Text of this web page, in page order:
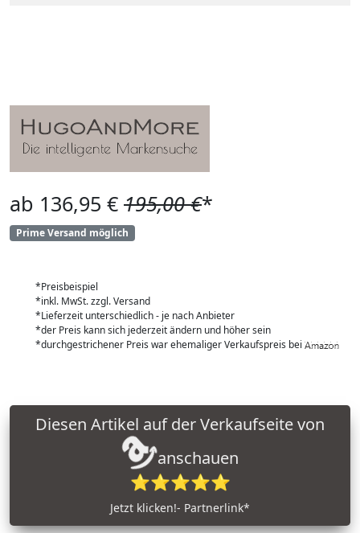
ab 136,95 € 195,00 €*
Prime Versand möglich
*Preisbeispiel
*inkl. MwSt. zzgl. Versand
*Lieferzeit unterschiedlich - je nach Anbieter
*der Preis kann sich jederzeit ändern und höher sein
*durchgestrichener Preis war ehemaliger Verkaufspreis bei
anschauen
⭐⭐⭐⭐⭐
Jetzt klicken!- Partnerlink*